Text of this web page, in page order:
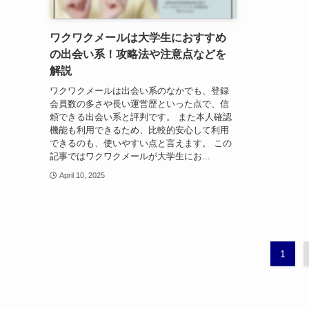
ワクワクメールは大学生におすすめ
の出会い系！攻略法や注意点などを
解説
ワクワクメールは出会い系のなかでも、登録
会員数の多さや長い運営歴といった点で、信
頼できる出会い系と評判です。 また本人確認
機能も利用できるため、比較的安心して利用
できるのも、使いやすい点と言えます。 この
記事ではワクワクメールが大学生にお...
April 10, 2025
1